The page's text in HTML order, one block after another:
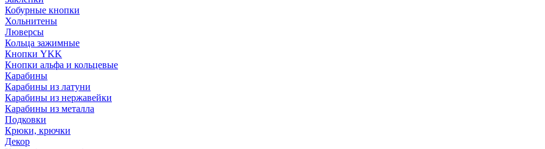
Кобурные кнопки
Хольнитены
Люверсы
Кольца зажимные
Кнопки YKK
Кнопки альфа и кольцевые
Карабины
Карабины из латуни
Карабины из нержавейки
Карабины из металла
Подковки
Крюки, крючки
Декор